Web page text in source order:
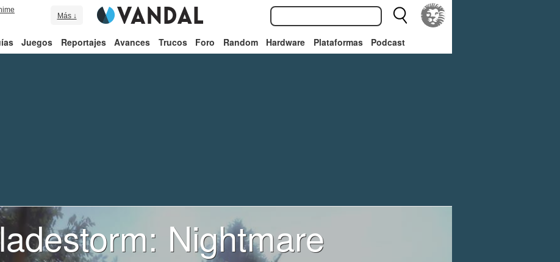
Más ↓
Juegos Reportajes Avances Trucos Foro Random Hardware Plataformas Podcast
Nightmare